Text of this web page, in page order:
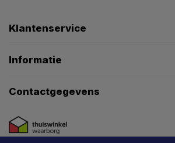
Klantenservice
Informatie
Contactgegevens